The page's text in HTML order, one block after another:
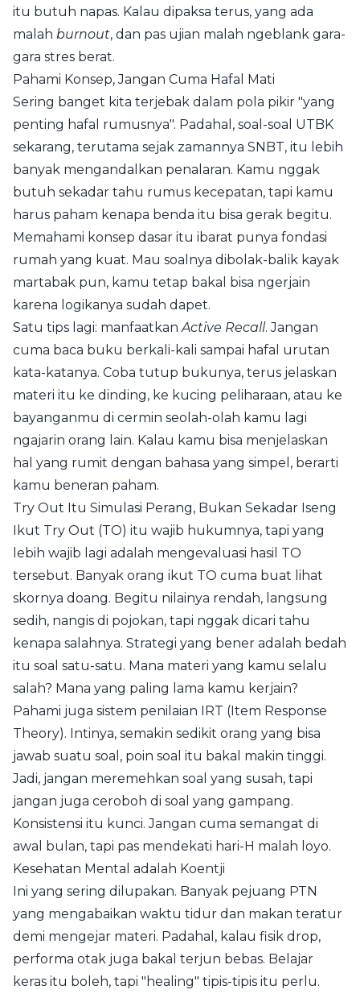
itu butuh napas. Kalau dipaksa terus, yang ada
malah burnout, dan pas ujian malah ngeblank gara-
gara stres berat.
Pahami Konsep, Jangan Cuma Hafal Mati
Sering banget kita terjebak dalam pola pikir "yang
penting hafal rumusnya". Padahal, soal-soal UTBK
sekarang, terutama sejak zamannya SNBT, itu lebih
banyak mengandalkan penalaran. Kamu nggak
butuh sekadar tahu rumus kecepatan, tapi kamu
harus paham kenapa benda itu bisa gerak begitu.
Memahami konsep dasar itu ibarat punya fondasi
rumah yang kuat. Mau soalnya dibolak-balik kayak
martabak pun, kamu tetap bakal bisa ngerjain
karena logikanya sudah dapet.
Satu tips lagi: manfaatkanActive Recall. Jangan
cuma baca buku berkali-kali sampai hafal urutan
kata-katanya. Coba tutup bukunya, terus jelaskan
materi itu ke dinding, ke kucing peliharaan, atau ke
bayanganmu di cermin seolah-olah kamu lagi
ngajarin orang lain. Kalau kamu bisa menjelaskan
hal yang rumit dengan bahasa yang simpel, berarti
kamu beneran paham.
Try Out Itu Simulasi Perang, Bukan Sekadar Iseng
Ikut Try Out (TO) itu wajib hukumnya, tapi yang
lebih wajib lagi adalah mengevaluasi hasil TO
tersebut. Banyak orang ikut TO cuma buat lihat
skornya doang. Begitu nilainya rendah, langsung
sedih, nangis di pojokan, tapi nggak dicari tahu
kenapa salahnya. Strategi yang bener adalah bedah
itu soal satu-satu. Mana materi yang kamu selalu
salah? Mana yang paling lama kamu kerjain?
Pahami juga sistem penilaian IRT (Item Response
Theory). Intinya, semakin sedikit orang yang bisa
jawab suatu soal, poin soal itu bakal makin tinggi.
Jadi, jangan meremehkan soal yang susah, tapi
jangan juga ceroboh di soal yang gampang.
Konsistensi itu kunci. Jangan cuma semangat di
awal bulan, tapi pas mendekati hari-H malah loyo.
Kesehatan Mental adalah Koentji
Ini yang sering dilupakan. Banyak pejuang PTN
yang mengabaikan waktu tidur dan makan teratur
demi mengejar materi. Padahal, kalau fisik drop,
performa otak juga bakal terjun bebas. Belajar
keras itu boleh, tapi "healing" tipis-tipis itu perlu.